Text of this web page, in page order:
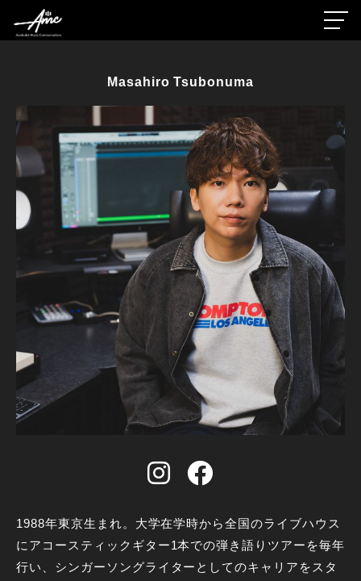
Masahiro Tsubonuma
1988年東京生まれ。大学在学時から全国のライブハウス
にアコースティックギター1本での弾き語りツアーを毎年
行い、シンガーソングライターとしてのキャリアをスタ